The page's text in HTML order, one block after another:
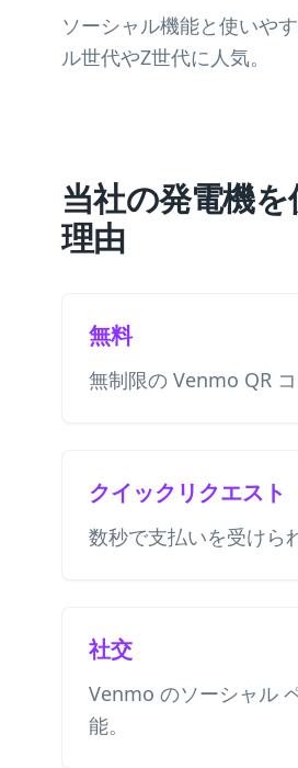
ソーシャル機能と使いや
ル世代やZ世代に人気。
当社の発電機
理由
無料
無制限の Venmo QR コ
クイックリクエスト
数秒で支払いを受けら
社交
Venmo のソーシャル
能。